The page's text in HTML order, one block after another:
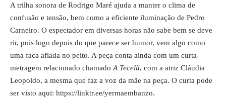
A trilha sonora de Rodrigo Maré ajuda a manter o clima de
confusão e tensão, bem como a eficiente iluminação de Pedro
Carneiro. O espectador em diversas horas não sabe bem se deve
rir, pois logo depois do que parece ser humor, vem algo como
uma faca afiada no peito. A peça conta ainda com um curta-
metragem relacionado chamado A Tecelã, com a atriz Cláudia
Leopoldo, a mesma que faz a voz da mãe na peça. O curta pode
ser visto aqui: https://linktr.ee/yermaembanzo.